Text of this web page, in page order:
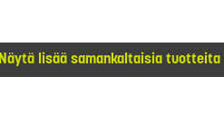
Näytä lisää samankaltaisia tuotteita